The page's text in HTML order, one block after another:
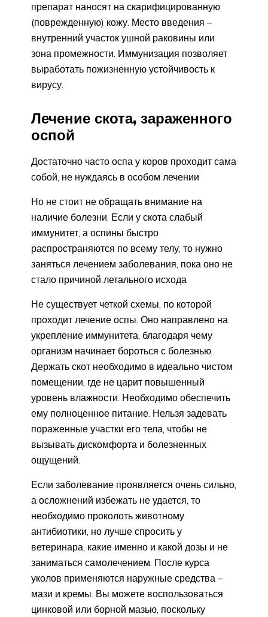
препарат наносят на скарифицированную
(поврежденную) кожу. Место введения –
внутренний участок ушной раковины или
зона промежности. Иммунизация позволяет
выработать пожизненную устойчивость к
вирусу.
Лечение скота, зараженного
оспой
Достаточно часто оспа у коров проходит сама
собой, не нуждаясь в особом лечении
Но не стоит не обращать внимание на
наличие болезни. Если у скота слабый
иммунитет, а оспины быстро
распространяются по всему телу, то нужно
заняться лечением заболевания, пока оно не
стало причиной летального исхода
Не существует четкой схемы, по которой
проходит лечение оспы. Оно направлено на
укрепление иммунитета, благодаря чему
организм начинает бороться с болезнью.
Держать скот необходимо в идеально чистом
помещении, где не царит повышенный
уровень влажности. Необходимо обеспечить
ему полноценное питание. Нельзя задевать
пораженные участки его тела, чтобы не
вызывать дискомфорта и болезненных
ощущений.
Если заболевание проявляется очень сильно,
а осложнений избежать не удается, то
необходимо проколоть животному
антибиотики, но лучше спросить у
ветеринара, какие именно и какой дозы и не
заниматься самолечением. После курса
уколов применяются наружные средства –
мази и кремы. Вы можете воспользоваться
цинковой или борной мазью, поскольку